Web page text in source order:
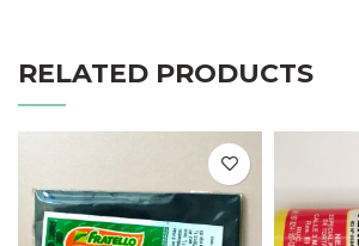
RELATED PRODUCTS